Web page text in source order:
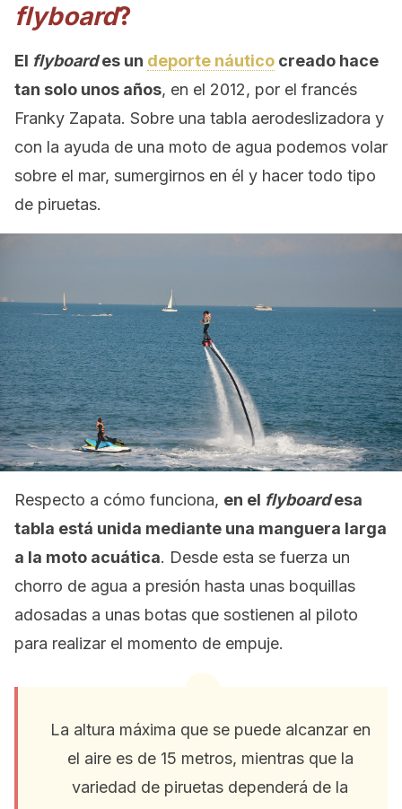
flyboard?
El flyboardes un deporte náutico creado hace
tan solo unos años, en el 2012, por el francés
Franky Zapata. Sobre una tabla aerodeslizadora y
con la ayuda de una moto de agua podemos volar
sobre el mar, sumergirnos en él y hacer todo tipo
de piruetas.
Respecto a cómo funciona, en el flyboardesa
tabla está unida mediante una manguera larga
a la moto acuática. Desde esta se fuerza un
chorro de agua a presión hasta unas boquillas
adosadas a unas botas que sostienen al piloto
para realizar el momento de empuje.
La altura máxima que se puede alcanzar en
el aire es de 15 metros, mientras que la
variedad de piruetas dependerá de la